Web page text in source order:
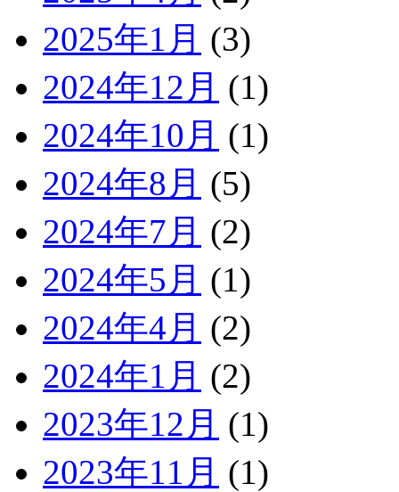
2025年1月 (3)
2024年12月 (1)
2024年10月 (1)
2024年8月 (5)
2024年7月 (2)
2024年5月 (1)
2024年4月 (2)
2024年1月 (2)
2023年12月 (1)
2023年11月 (1)